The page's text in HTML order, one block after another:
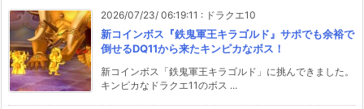
2026/07/23/ 06:19:11 : ドラクエ10
新コインボス『鉄鬼軍王キラゴルド』サポでも余裕で
倒せるDQ11から来たキンピカなボス！
新コインボス「鉄鬼軍王キラゴルド」に挑んできました。
キンピカなドラクエ11のボス ...